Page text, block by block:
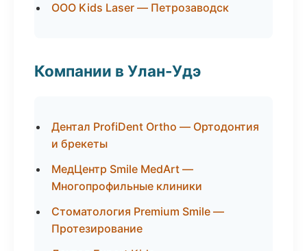
ООО Kids Laser — Петрозаводск
Компании в Улан-Удэ
Дентал ProfiDent Ortho — Ортодонтия
и брекеты
МедЦентр Smile MedArt —
Многопрофильные клиники
Стоматология Premium Smile —
Протезирование